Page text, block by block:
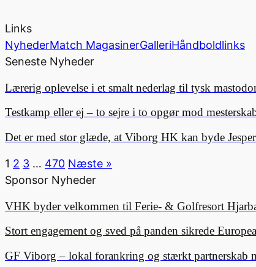
Links
NyhederMatch MagasinerGalleriHåndboldlinks
Seneste Nyheder
Lærerig oplevelse i et smalt nederlag til tysk
Testkamp eller ej – to sejre i to opgør mod
Det er med stor glæde, at Viborg HK kan byde
1 2 3 … 470 Næste »
Sponsor Nyheder
VHK byder velkommen til Ferie- & Golfresort
Stort engagement og sved på panden sikrede
GF Viborg – lokal forankring og stærkt partnerskab